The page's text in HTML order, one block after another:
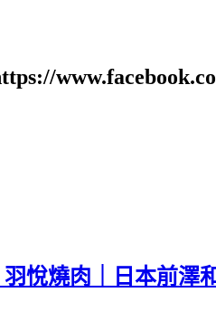
羽悅燒肉｜日本前